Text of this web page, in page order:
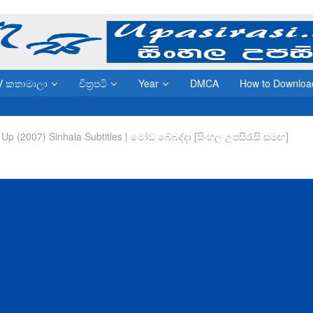
කතාමාලා චිත්‍රපටි Year DMCA How to
Up (2007) Sinhala Subtitles | මෝඩ බේබද්දා [සිංහල උපසිරැසි සමඟ]